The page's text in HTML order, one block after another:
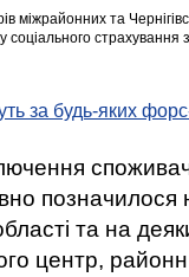
міжрайонних та
соціального страхування
за будь-яких
позначилося
та на
центр,